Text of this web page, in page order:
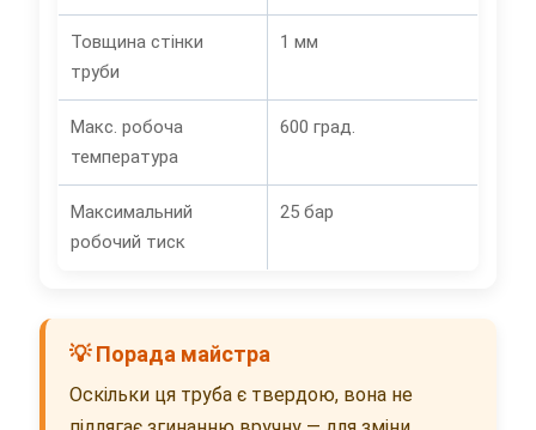
Товщина стінки
труби
1 мм
Макс. робоча
температура
600 град.
Максимальний
робочий тиск
25 бар
💡 Порада майстра
Оскільки ця труба є твердою, вона не